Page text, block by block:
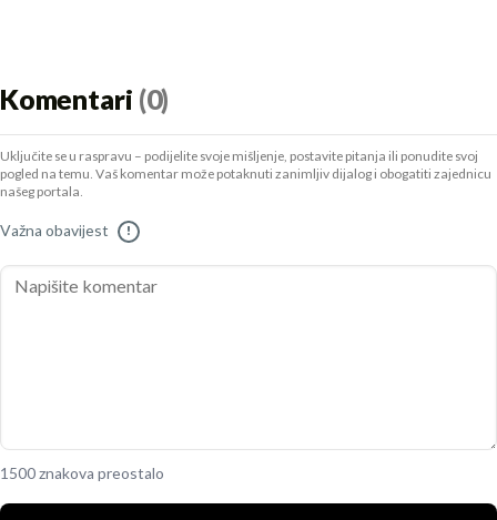
Komentari (0)
Uključite se u raspravu – podijelite svoje mišljenje, postavite pitanja ili ponudite svoj
pogled na temu. Vaš komentar može potaknuti zanimljiv dijalog i obogatiti zajednicu
našeg portala.
Važna obavijest !
1500 znakova preostalo